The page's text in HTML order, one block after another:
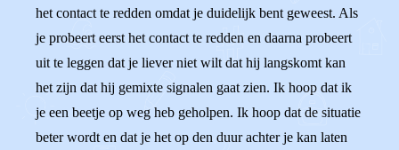
het contact te redden omdat je duidelijk bent geweest. Als
je probeert eerst het contact te redden en daarna probeert
uit te leggen dat je liever niet wilt dat hij langskomt kan
het zijn dat hij gemixte signalen gaat zien. Ik hoop dat ik
je een beetje op weg heb geholpen. Ik hoop dat de situatie
beter wordt en dat je het op den duur achter je kan laten